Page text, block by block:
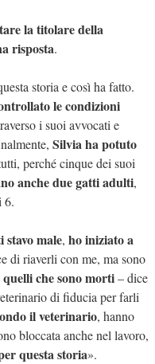
la titolare della
risposta.
storia e così ha fatto.
le condizioni
i suoi avvocati e
Silvia ha potuto
perché cinque dei suoi
anche due gatti adulti,
6.
stavo male, ho iniziato a
di riaverli con me, ma sono
che sono morti– dice
di fiducia per farli
il veterinario, hanno
bloccata anche nel lavoro,
questa storia».